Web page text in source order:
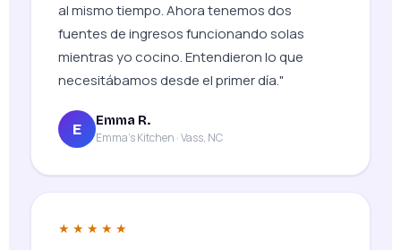
al mismo tiempo. Ahora tenemos dos
fuentes de ingresos funcionando solas
mientras yo cocino. Entendieron lo que
necesitábamos desde el primer día."
E
Emma R.
Emma's Kitchen · Vass, NC
★★★★★